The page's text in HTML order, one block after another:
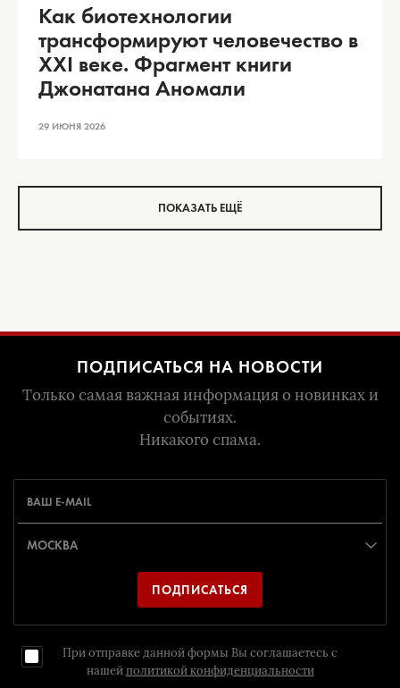
Как биотехнологии
трансформируют человечество в
XXI веке. Фрагмент книги
Джонатана Аномали
29 ИЮНЯ 2026
ПОКАЗАТЬ ЕЩЁ
ПОДПИСАТЬСЯ НА НОВОСТИ
Только самая важная информация о новинках и
событиях.
Никакого спама.
ПОДПИСАТЬСЯ
При отправке данной формы Вы соглашаетесь с
нашей политикой конфиденциальности